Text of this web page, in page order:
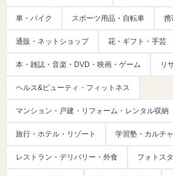
車・バイク スポーツ用品・自転車 携
通販・ネットショップ 花・ギフト・手芸
本・雑誌・音楽・DVD・映画・ゲーム リ
ヘルス&ビューティ・フィットネス
マンション・戸建・リフォーム・レンタル収納
旅行・ホテル・リゾート 学習塾・カルチ
レストラン・デリバリー・外食 フォトス